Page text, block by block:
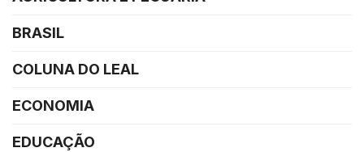
BRASIL
COLUNA DO LEAL
ECONOMIA
EDUCAÇÃO